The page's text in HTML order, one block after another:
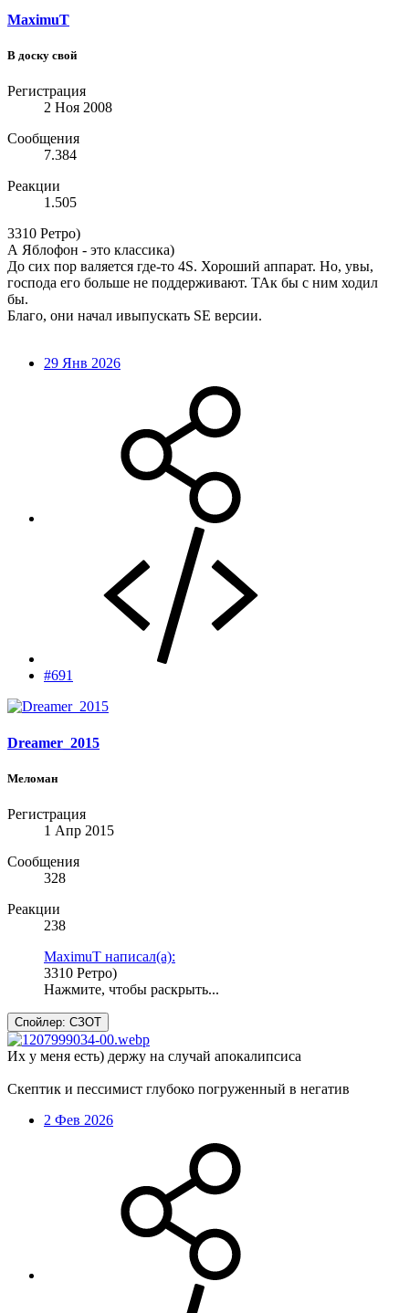
MaximuT
В доску свой
Регистрация
2 Ноя 2008
Сообщения
7.384
Реакции
1.505
3310 Ретро)
А Яблофон - это классика)
До сих пор валяется где-то 4S. Хороший аппарат. Но, увы,
господа его больше не поддерживают. ТАк бы с ним ходил
бы.
Благо, они начал ивыпускать SE версии.
29 Янв 2026
#691
Dreamer_2015
Меломан
Регистрация
1 Апр 2015
Сообщения
328
Реакции
238
MaximuT написал(а):
3310 Ретро)
Нажмите, чтобы раскрыть...
Спойлер: СЗОТ
Их у меня есть) держу на случай апокалипсиса
Скептик и пессимист глубоко погруженный в негатив
2 Фев 2026